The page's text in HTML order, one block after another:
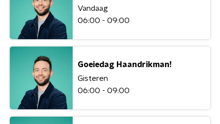
Vandaag
06:00 - 09:00
Goeiedag Haandrikman!
Gisteren
06:00 - 09:00